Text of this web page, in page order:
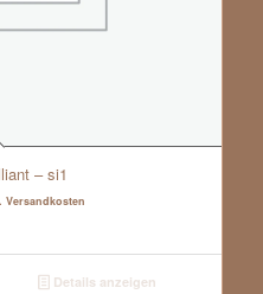
– si1
Versandkosten
Details anzeigen